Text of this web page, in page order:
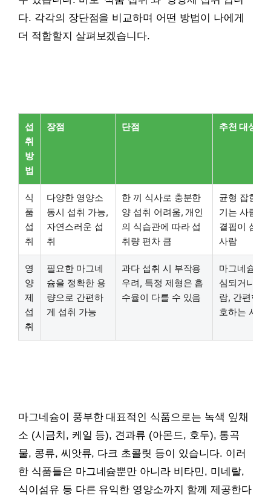
다. 각각의 장단점을 비교하며 어떤 방법이 나에게
더 적합할지 살펴보겠습니다.
섭
취
방
법
장점 단점 추천 대상
식
품
섭
취
다양한 영양소
동시 섭취 가능,
자연스러운 섭
취
한 끼 식사로 충분한
양 섭취 어려움, 개인
의 식습관에 따라 섭
취량 편차 큼
균형 잡힌
기는 사람,
결핍이 심하
사람
영
양
제
섭
취
필요한 마그네
슘을 정확한 용
량으로 간편하
게 섭취 가능
과다 섭취 시 부작용
우려, 특정 제형은 흡
수율이 다를 수 있음
마그네슘 결
심되거나 확
람, 간편한
호하는 사람
마그네슘이 풍부한 대표적인 식품으로는 녹색 잎채
소 (시금치, 케일 등), 견과류 (아몬드, 호두), 통곡
물, 콩류, 씨앗류, 다크 초콜릿 등이 있습니다. 이러
한 식품들은 마그네슘뿐만 아니라 비타민, 미네랄,
식이섬유 등 다른 유익한 영양소까지 함께 제공한다